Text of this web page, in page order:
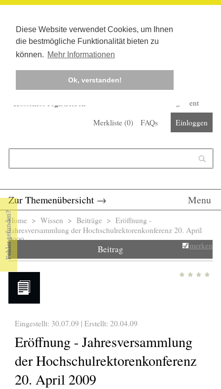
Diese Website verwendet Cookies, um Ihnen
die bestmögliche Funktionalität bieten zu
können. Mehr Informationen
Ok, verstanden!
Kostenlos registrieren
Corona-Management
Merkliste (0) FAQs Einloggen
Zur Themenübersicht → Menu
Sie sind hier
Home > Wissen > Beiträge > Eröffnung -
Jahresversammlung der Hochschulrektorenkonferenz 20. April
2009
Beitrag merken
Eingestellt: 30.07.09 | Erstellt: 20.04.09
Eröffnung - Jahresversammlung
der Hochschulrektorenkonferenz
20. April 2009